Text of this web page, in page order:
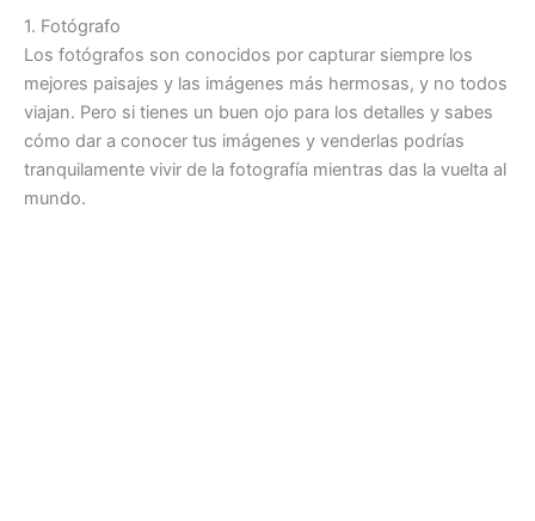
1. Fotógrafo
Los fotógrafos son conocidos por capturar siempre los
mejores paisajes y las imágenes más hermosas, y no todos
viajan. Pero si tienes un buen ojo para los detalles y sabes
cómo dar a conocer tus imágenes y venderlas podrías
tranquilamente vivir de la fotografía mientras das la vuelta al
mundo.